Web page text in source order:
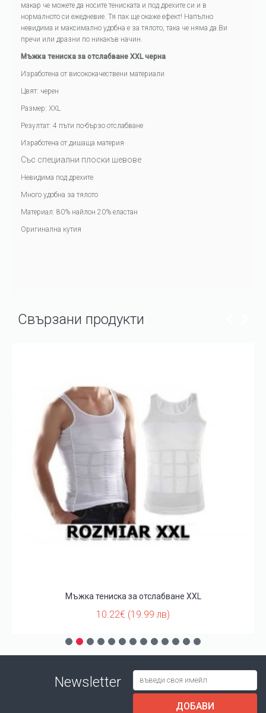
макар че можете да носите тениската и под дрехите си и в
нормалното си ежедневие. Тя пак ще окаже ефект! Напълно
невидима и максимално удобна е за тялото, така че няма да Ви
пречи или дразни по никакъв начин.
Мъжка тениска за отслабване XXL черна
Изработена от висококачествени материали
Цвят: черен
Размер: XXL
Резултат: 4 пъти по-бързо отслабване
Изработена от дишаща материя
Със специални плоски шевове
Невидима под дрехите
Много удобна за тялото
Материал: 80% найлон 20% еластан
Оригинална кутия
Свързани продукти
Мъжка тениска за отслабване XXL
10.22€ (19.99 лв)
Newsletter
ДОБАВИ